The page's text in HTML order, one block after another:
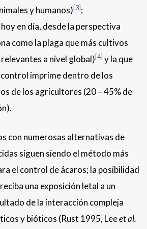
y humanos)[3];
en día, desde la perspectiva
como la plaga que más cultivos
a nivel global)[4] y la que
imprime dentro de los
de los agricultores (20 – 45% de
con numerosas alternativas de
siguen siendo el método más
el control de ácaros; la posibilidad
una exposición letal a un
de la interacción compleja
y bióticos (Rust 1995, Leeet al.